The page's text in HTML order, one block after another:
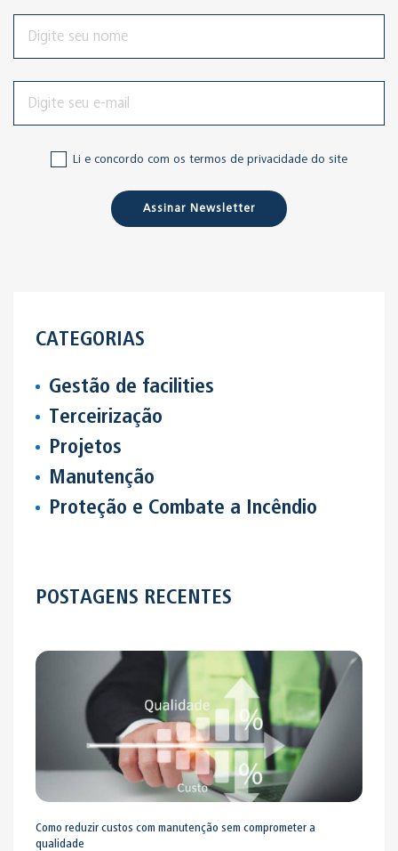
Li e concordo com os termos de privacidade do site
Assinar Newsletter
CATEGORIAS
Gestão de facilities
Terceirização
Projetos
Manutenção
Proteção e Combate a Incêndio
POSTAGENS RECENTES
Como reduzir custos com manutenção sem comprometer a
qualidade